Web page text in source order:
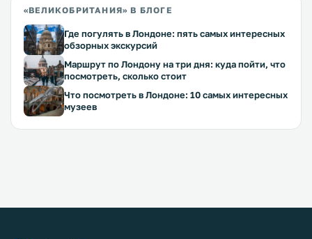
«ВЕЛИКОБРИТАНИЯ» В БЛОГЕ
Где погулять в Лондоне: пять самых интересных
обзорных экскурсий
Маршрут по Лондону на три дня: куда пойти, что
посмотреть, сколько стоит
Что посмотреть в Лондоне: 10 самых интересных
музеев